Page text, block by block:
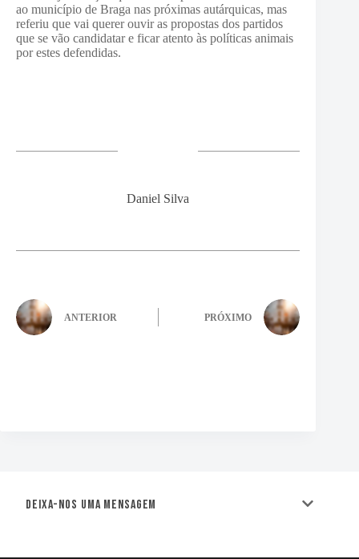
ao município de Braga nas próximas autárquicas, mas
referiu que vai querer ouvir as propostas dos partidos
que se vão candidatar e ficar atento às políticas animais
por estes defendidas.
Daniel Silva
ANTERIOR PRÓXIMO
Deixa-nos uma mensagem